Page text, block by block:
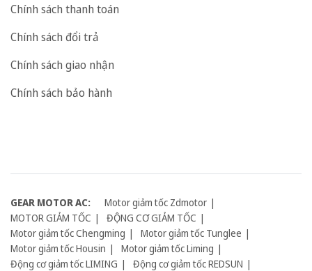
Chính sách thanh toán
Chính sách đổi trả
Chính sách giao nhận
Chính sách bảo hành
GEAR MOTOR AC:
Motor giảm tốc Zdmotor
MOTOR GIẢM TỐC
ĐỘNG CƠ GIẢM TỐC
Motor giảm tốc Chengming
Motor giảm tốc Tunglee
Motor giảm tốc Housin
Motor giảm tốc Liming
Động cơ giảm tốc LIMING
Động cơ giảm tốc REDSUN